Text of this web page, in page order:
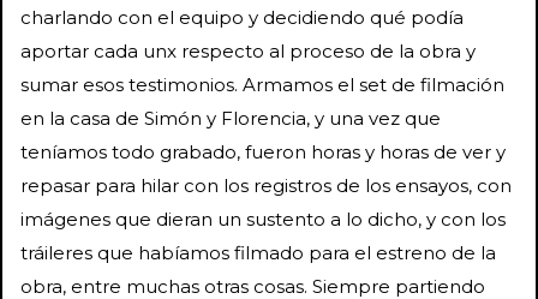
charlando con el equipo y decidiendo qué podía
aportar cada unx respecto al proceso de la obra y
sumar esos testimonios. Armamos el set de filmación
en la casa de Simón y Florencia, y una vez que
teníamos todo grabado, fueron horas y horas de ver y
repasar para hilar con los registros de los ensayos, con
imágenes que dieran un sustento a lo dicho, y con los
tráileres que habíamos filmado para el estreno de la
obra, entre muchas otras cosas. Siempre partiendo